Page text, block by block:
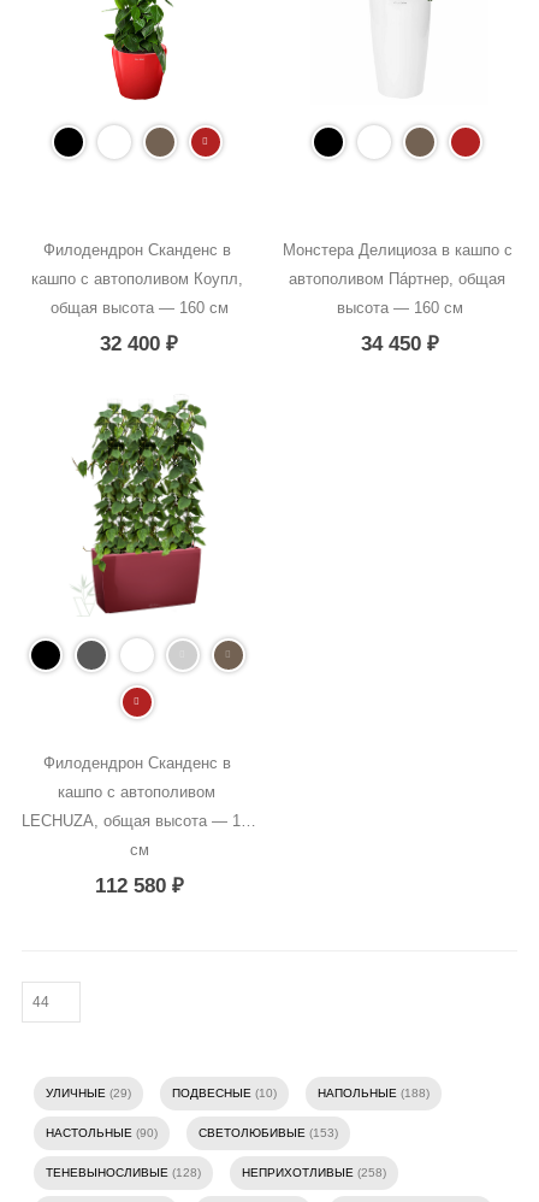
Филодендрон Сканденс в
кашпо с автополивом Коупл,
общая высота — 160 см
32 400₽
Монстера Делициоза в кашпо с
автополивом Пáртнер, общая
высота — 160 см
34 450 ₽
Филодендрон Сканденс в
кашпо с автополивом
LECHUZA, общая высота — 170
см
112 580 ₽
УЛИЧНЫЕ(29) ПОДВЕСНЫЕ(10) НАПОЛЬНЫЕ(188)
НАСТОЛЬНЫЕ(90) СВЕТОЛЮБИВЫЕ(153)
ТЕНЕВЫНОСЛИВЫЕ(128) НЕПРИХОТЛИВЫЕ(258)